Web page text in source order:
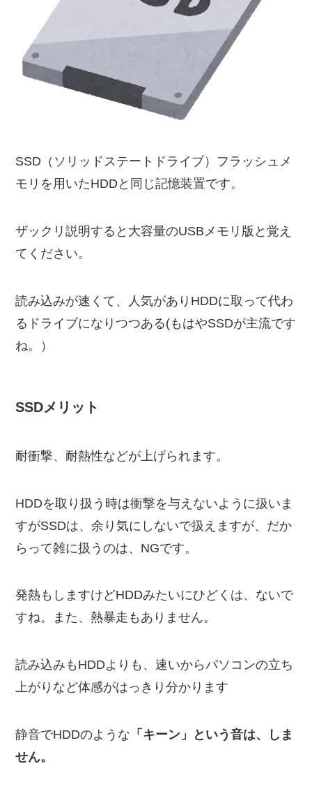
SSD（ソリッドステートドライブ）フラッシュメ
モリを用いたHDDと同じ記憶装置です。
ザックリ説明すると大容量のUSBメモリ版と覚え
てください。
読み込みが速くて、人気がありHDDに取って代わ
るドライブになりつつある(もはやSSDが主流です
ね。）
SSDメリット
耐衝撃、耐熱性などが上げられます。
HDDを取り扱う時は衝撃を与えないように扱いま
すがSSDは、余り気にしないで扱えますが、だか
らって雑に扱うのは、NGです。
発熱もしますけどHDDみたいにひどくは、ないで
すね。また、熱暴走もありません。
読み込みもHDDよりも、速いからパソコンの立ち
上がりなど体感がはっきり分かります
静音でHDDのような 「キーン」という音は、しま
せん。